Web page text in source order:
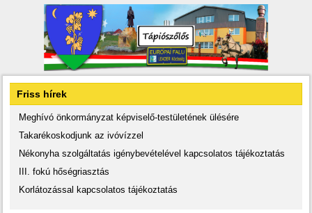
Friss hírek
Meghívó önkormányzat képviselő-testületének ülésére
Takarékoskodjunk az ivóvízzel
Nékonyha szolgáltatás igénybevételével kapcsolatos tájékoztatás
III. fokú hőségriasztás
Korlátozással kapcsolatos tájékoztatás